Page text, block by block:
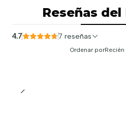
Reseñas
4.7 7 reseñas
Ordenar por